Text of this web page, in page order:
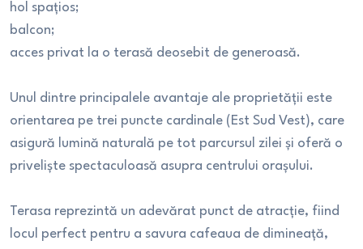
hol spațios;
balcon;
acces privat la o terasă deosebit de generoasă.
Unul dintre principalele avantaje ale proprietății este
orientarea pe trei puncte cardinale (Est Sud Vest), care
asigură lumină naturală pe tot parcursul zilei și oferă o
priveliște spectaculoasă asupra centrului orașului.
Terasa reprezintă un adevărat punct de atracție, fiind
locul perfect pentru a savura cafeaua de dimineață,